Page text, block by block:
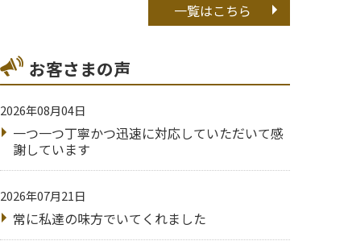
一覧はこちら
お客さまの声
2026年08月04日
一つ一つ丁寧かつ迅速に対応していただいて感
謝しています
2026年07月21日
常に私達の味方でいてくれました